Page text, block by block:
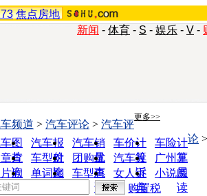
焦点房地
新闻 - 体育 - S - 娱乐 - V -
更多>>
图
片
汽车报
价
汽车销
量
车价计
算
车险计
算
查
询
车型对
比
团购优
惠
汽车投
诉
广州车
展
欣
赏
单词翻
车型查
询
女人宝
典
小说阅
读
频道 > 汽车评论 > 汽车评
论
购置税